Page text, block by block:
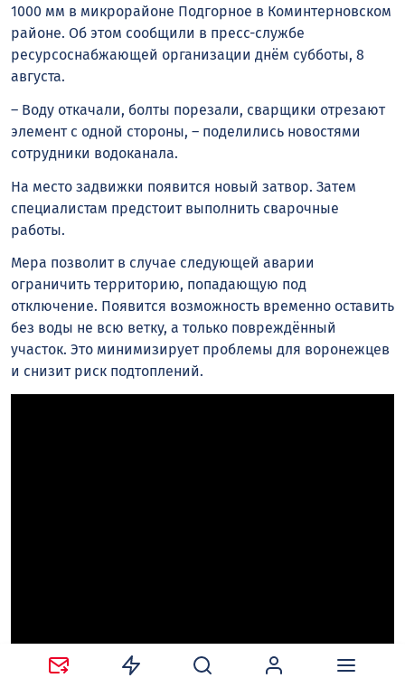
1000 мм в микрорайоне Подгорное в Коминтерновском
районе. Об этом сообщили в пресс-службе
ресурсоснабжающей организации днём субботы, 8
августа.
– Воду откачали, болты порезали, сварщики отрезают
элемент с одной стороны, – поделились новостями
сотрудники водоканала.
На место задвижки появится новый затвор. Затем
специалистам предстоит выполнить сварочные
работы.
Мера позволит в случае следующей аварии
ограничить территорию, попадающую под
отключение. Появится возможность временно оставить
без воды не всю ветку, а только повреждённый
участок. Это минимизирует проблемы для воронежцев
и снизит риск подтоплений.